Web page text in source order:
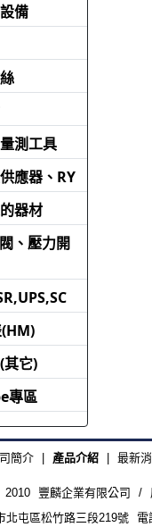
備
測工具
應器、RY
器材
、壓力開
其它)
專區
簡介 產品介紹 最新
豐麟企業有限公司 /
北屯區松竹路三段219號